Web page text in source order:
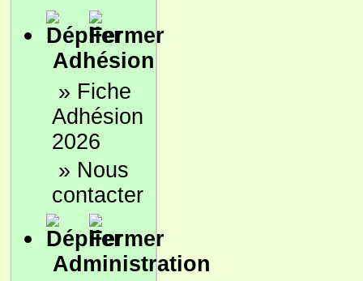
Adhésion
» Fiche
Adhésion
2026
» Nous
contacter
Administration